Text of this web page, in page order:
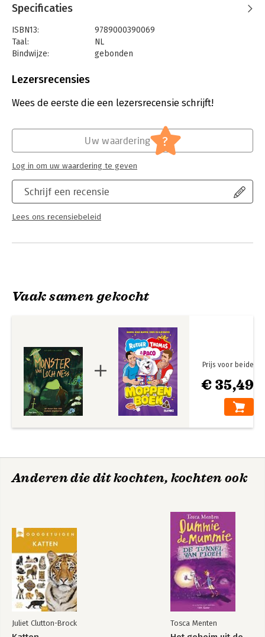
geïllustreerde boek maak je kennis met de grootste mysteries
ter wereld. Van ontvoeringen door buitenaardse wezens tot
geheimzinnige spookhuizen en van de Bermuda driehoek tot
Bigfoot, in dit boek worden deze en nog veel meer mysteries
verklaard. Tenminste, als er een verklaring voor bestaat. Want
mysterie blijven…
Het monster van Loch Ness – en meer dan 100 andere
mysteries is een rijk geïllustreerd en aanstekelijk geschreven
kinderen vanaf 8 jaar die dol zijn op griezelen, maar ook voor
Specificaties
ISBN13:
9789000390069
Taal:
NL
Bindwijze:
gebonden
Uitgever:
Verschijningsdatum:
21-9-2023
Lezersrecensies
Wees de eerste die een lezersrecensie schrijft!
Schrijf een recensie
Lees ons recensiebeleid
Uw waardering ?
Log in om uw waardering te geven
Vaak samen gekocht
€ 35,49
Prijs voor beide
Anderen die dit kochten, kochten ook
Juliet Clutton-Brock Tosca Menten